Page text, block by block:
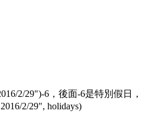
2/29")-6，後面-6是特別假日，
2/29", holidays)